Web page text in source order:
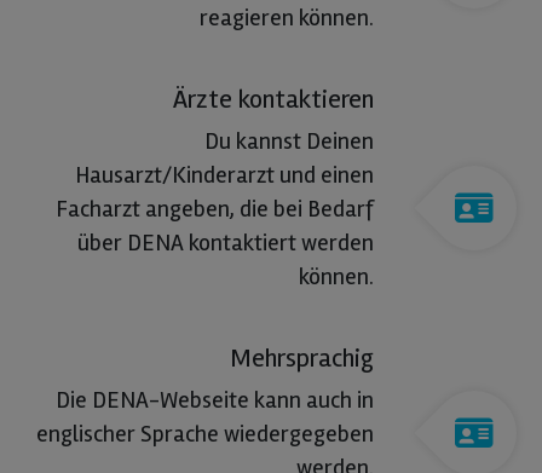
reagieren können.
Ärzte kontaktieren
Du kannst Deinen
Hausarzt/Kinderarzt und einen
Facharzt angeben, die bei Bedarf
über DENA kontaktiert werden
können.
Mehrsprachig
Die DENA-Webseite kann auch in
englischer Sprache wiedergegeben